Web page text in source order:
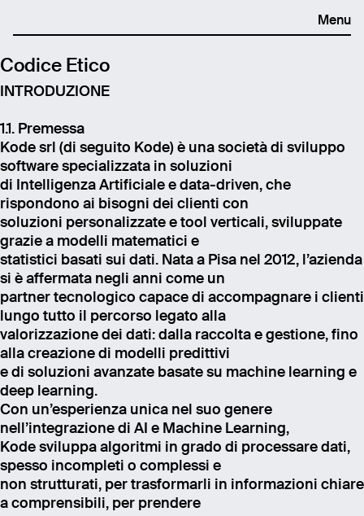
Menu
Codice Etico
INTRODUZIONE
1.1. Premessa
Kode srl (di seguito Kode) è una società di sviluppo
software specializzata in soluzioni
di Intelligenza Artificiale e data-driven, che
rispondono ai bisogni dei clienti con
soluzioni personalizzate e tool verticali, sviluppate
grazie a modelli matematici e
statistici basati sui dati. Nata a Pisa nel 2012, l’azienda
si è affermata negli anni come un
partner tecnologico capace di accompagnare i clienti
lungo tutto il percorso legato alla
valorizzazione dei dati: dalla raccolta e gestione, fino
alla creazione di modelli predittivi
e di soluzioni avanzate basate su machine learning e
deep learning.
Con un’esperienza unica nel suo genere
nell’integrazione di AI e Machine Learning,
Kode sviluppa algoritmi in grado di processare dati,
spesso incompleti o complessi e
non strutturati, per trasformarli in informazioni chiare
a comprensibili, per prendere